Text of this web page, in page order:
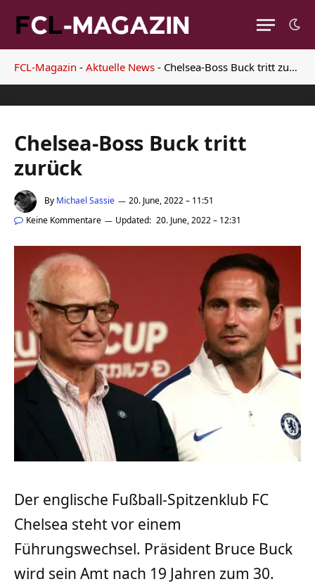
FCL-Magazin - Aktuelle News - Chelsea-Boss Buck tritt zurück
Chelsea-Boss Buck tritt
zurück
By Michael Sassie
20. June, 2022 – 11:51
Keine Kommentare
Updated: 20. June, 2022 – 12:31
Der englische Fußball-Spitzenklub FC
Chelsea steht vor einem
Führungswechsel. Präsident Bruce Buck
wird sein Amt nach 19 Jahren zum 30.